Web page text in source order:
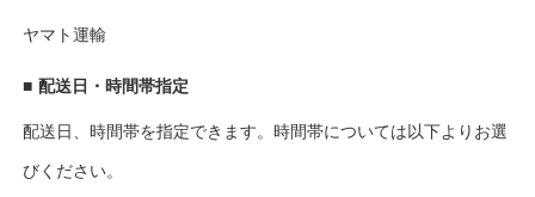
ヤマト運輸
■ 配送日・時間帯指定
配送日、時間帯を指定できます。時間帯については以下よりお選
びください。